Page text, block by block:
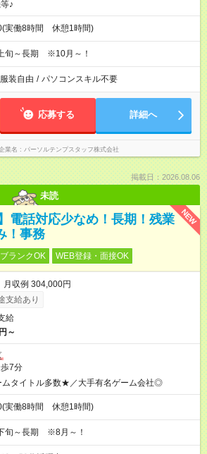
♪
実働8時間 休憩1時間)
旬～長期 ※10月～！
服装自由 / パソコンスキル不要
応募する 詳細へ
業名 パーソルテンプスタッフ株式会社
掲載日：2026.08.06
未読
NEW
電話対応少なめ！長期！残業
！事務
ブランクOK WEB登録・面接OK
収例 304,000円
支給あり
給
～
7分
ムタイトル多数★／大手有名ゲーム会社◎
実働8時間 休憩1時間)
旬～長期 ※8月～！